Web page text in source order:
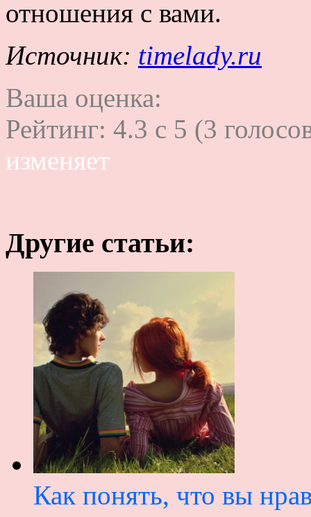
отношения с вами.
Источник: timelady.ru
Ваша оценка:
Рейтинг: 4.3 c 5 (3
изменяет
Другие статьи:
Как понять, что вы